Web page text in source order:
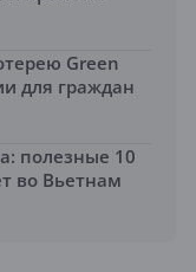
Green
для граждан
полезные 10
во Вьетнам